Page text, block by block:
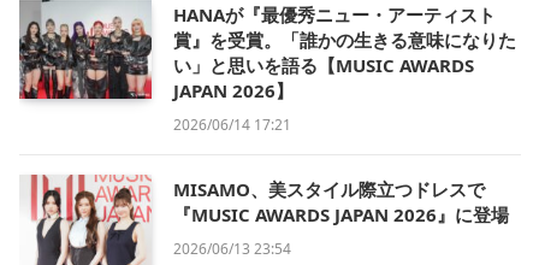
HANAが『最優秀ニュー・アーティスト
賞』を受賞。「誰かの生きる意味になりた
い」と思いを語る【MUSIC AWARDS
JAPAN 2026】
2026/06/14 17:21
MISAMO、美スタイル際立つドレスで
『MUSIC AWARDS JAPAN 2026』に登場
2026/06/13 23:54